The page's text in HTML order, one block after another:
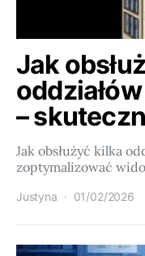
Jak
–
Jak obsłużyć kilka
zoptymalizować
Justyna 01/02/2026